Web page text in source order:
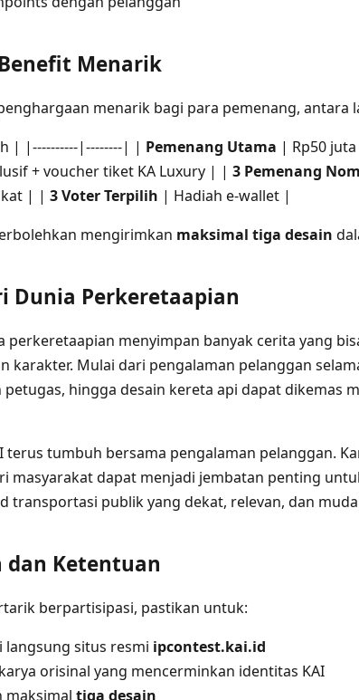
Menarik
menarik bagi para pemenang, antara
| |----------|--------| | Pemenang Utama | Rp50
+ voucher tiket KA Luxury | | 3 Pemenang
| | 3 Voter Terpilih | Hadiah e-wallet |
mengirimkan maksimal tiga desain
Dunia Perkeretaapian
perkeretaapian menyimpan banyak cerita yang
karakter. Mulai dari pengalaman pelanggan
petugas, hingga desain kereta api dapat dikemas
terus tumbuh bersama pengalaman pelanggan.
masyarakat dapat menjadi jembatan penting
transportasi publik yang dekat, relevan, dan
dan Ketentuan
berpartisipasi, pastikan untuk:
langsung situs resmi ipcontest.kai.id
orisinal yang mencerminkan identitas KAI
maksimal tiga desain